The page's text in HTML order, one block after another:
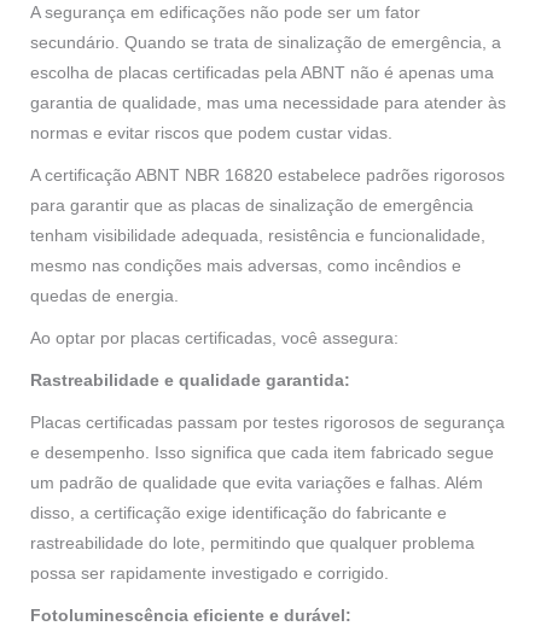
A segurança em edificações não pode ser um fator
secundário. Quando se trata de sinalização de emergência, a
escolha de placas certificadas pela ABNT não é apenas uma
garantia de qualidade, mas uma necessidade para atender às
normas e evitar riscos que podem custar vidas.
A certificação ABNT NBR 16820 estabelece padrões rigorosos
para garantir que as placas de sinalização de emergência
tenham visibilidade adequada, resistência e funcionalidade,
mesmo nas condições mais adversas, como incêndios e
quedas de energia.
Ao optar por placas certificadas, você assegura:
Rastreabilidade e qualidade garantida:
Placas certificadas passam por testes rigorosos de segurança
e desempenho. Isso significa que cada item fabricado segue
um padrão de qualidade que evita variações e falhas. Além
disso, a certificação exige identificação do fabricante e
rastreabilidade do lote, permitindo que qualquer problema
possa ser rapidamente investigado e corrigido.
Fotoluminescência eficiente e durável: